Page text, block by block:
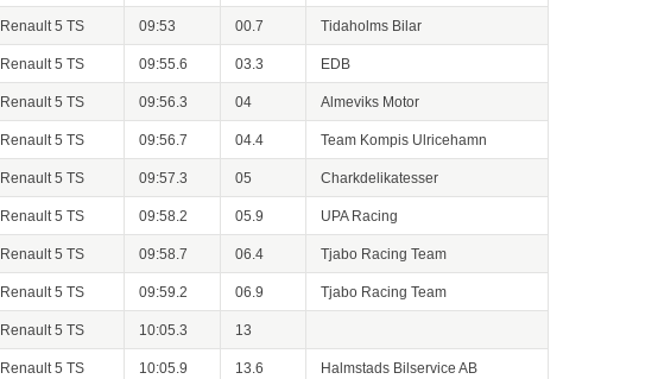
Renault 5 TS 09:53 00.7 Tidaholms Bilar
Renault 5 TS 09:55.6 03.3 EDB
Renault 5 TS 09:56.3 04 Almeviks Motor
Renault 5 TS 09:56.7 04.4 Team Kompis Ulricehamn
Renault 5 TS 09:57.3 05 Charkdelikatesser
Renault 5 TS 09:58.2 05.9 UPA Racing
Renault 5 TS 09:58.7 06.4 Tjabo Racing Team
Renault 5 TS 09:59.2 06.9 Tjabo Racing Team
Renault 5 TS 10:05.3 13
Renault 5 TS 10:05.9 13.6 Halmstads Bilservice AB